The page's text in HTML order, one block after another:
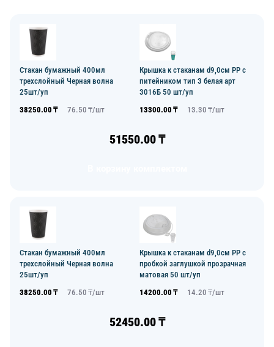
Стакан бумажный 400мл
трехслойный Черная волна
25шт/уп
38250.00 ₸ 76.50 ₸/шт
Крышка к стаканам d9,0см PP с
питейником тип 3 белая арт
3016Б 50 шт/уп
13300.00 ₸ 13.30 ₸/шт
51550.00₸
Стакан бумажный 400мл
трехслойный Черная волна
25шт/уп
38250.00 ₸ 76.50 ₸/шт
Крышка к стаканам d9,0см PP с
пробкой заглушкой прозрачная
матовая 50 шт/уп
14200.00 ₸ 14.20 ₸/шт
52450.00₸